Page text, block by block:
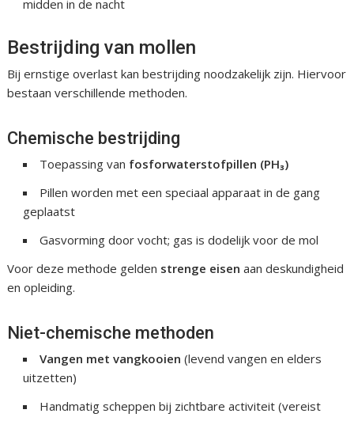
midden in de nacht
Bestrijding van mollen
Bij ernstige overlast kan bestrijding noodzakelijk zijn. Hiervoor
bestaan verschillende methoden.
Chemische bestrijding
Toepassing van fosforwaterstofpillen (PH₃)
Pillen worden met een speciaal apparaat in de gang
geplaatst
Gasvorming door vocht; gas is dodelijk voor de mol
Voor deze methode gelden strenge eisen aan deskundigheid
en opleiding.
Niet-chemische methoden
Vangen met vangkooien (levend vangen en elders
uitzetten)
Handmatig scheppen bij zichtbare activiteit (vereist